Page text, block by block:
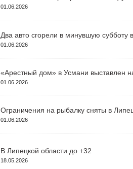
01.06.2026
Два авто сгорели в минувшую субботу
01.06.2026
«Арестный дом» в Усмани выставлен
01.06.2026
Ограничения на рыбалку сняты в
01.06.2026
В Липецкой области до +32
18.05.2026